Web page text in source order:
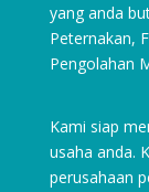
yang anda
Peternakan,
Pengolahan
Kami siap
usaha anda.
perusahaan